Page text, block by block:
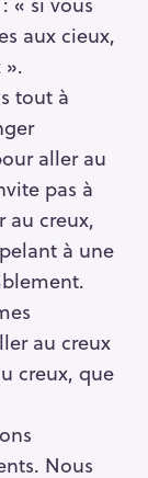
aux cieux,
tout à
aller au
pas à
au creux,
à une
au creux
creux, que
Nous